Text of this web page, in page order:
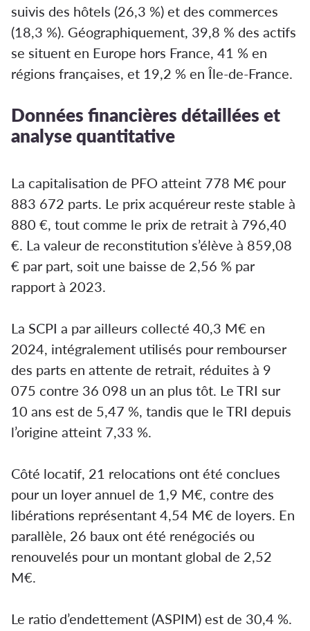
suivis des hôtels (26,3 %) et des commerces
(18,3 %). Géographiquement, 39,8 % des actifs
se situent en Europe hors France, 41 % en
régions françaises, et 19,2 % en Île-de-France.
Données financières détaillées et
analyse quantitative
La capitalisation de PFO atteint 778 M€ pour
883 672 parts. Le prix acquéreur reste stable à
880 €, tout comme le prix de retrait à 796,40
€. La valeur de reconstitution s’élève à 859,08
€ par part, soit une baisse de 2,56 % par
rapport à 2023.
La SCPI a par ailleurs collecté 40,3 M€ en
2024, intégralement utilisés pour rembourser
des parts en attente de retrait, réduites à 9
075 contre 36 098 un an plus tôt. Le TRI sur
10 ans est de 5,47 %, tandis que le TRI depuis
l’origine atteint 7,33 %.
Côté locatif, 21 relocations ont été conclues
pour un loyer annuel de 1,9 M€, contre des
libérations représentant 4,54 M€ de loyers. En
parallèle, 26 baux ont été renégociés ou
renouvelés pour un montant global de 2,52
M€.
Le ratio d’endettement (ASPIM) est de 30,4 %.